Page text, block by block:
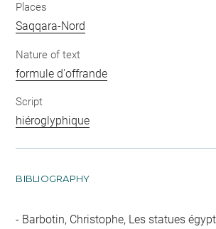
Places
Saqqara-Nord
Nature of text
formule d'offrande
Script
hiéroglyphique
BIBLIOGRAPHY
Barbotin, Christophe, Les statues